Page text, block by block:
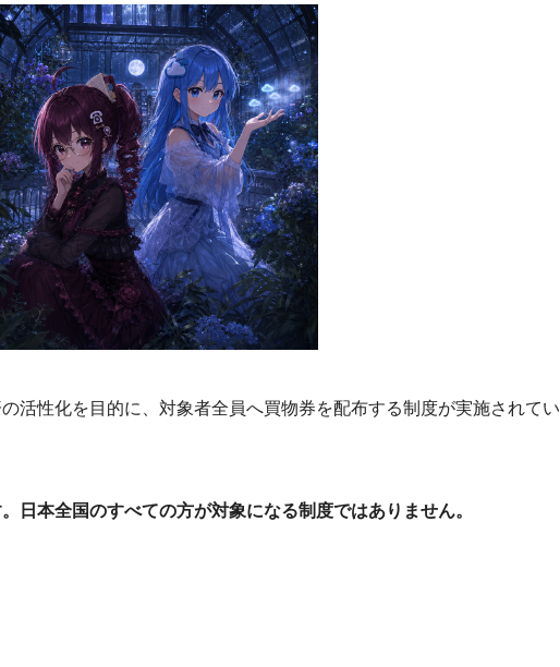
活性化を目的に、対象者全員へ買物券を配布する制度が実施されてい
日本全国のすべての方が対象になる制度ではありません。